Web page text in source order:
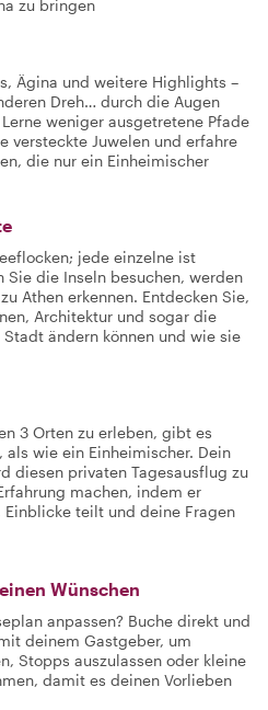
zu bringen
Ägina und weitere Highlights –
Dreh… durch die Augen
weniger ausgetretene Pfade
versteckte Juwelen und erfahre
die nur ein Einheimischer
jede einzelne ist
Sie die Inseln besuchen, werden
Athen erkennen. Entdecken Sie,
Architektur und sogar die
ändern können und wie sie
3 Orten zu erleben, gibt es
als wie ein Einheimischer. Dein
diesen privaten Tagesausflug zu
machen, indem er
Einblicke teilt und deine Fragen
Wünschen
anpassen? Buche direkt und
deinem Gastgeber, um
Stopps auszulassen oder kleine
damit es deinen Vorlieben